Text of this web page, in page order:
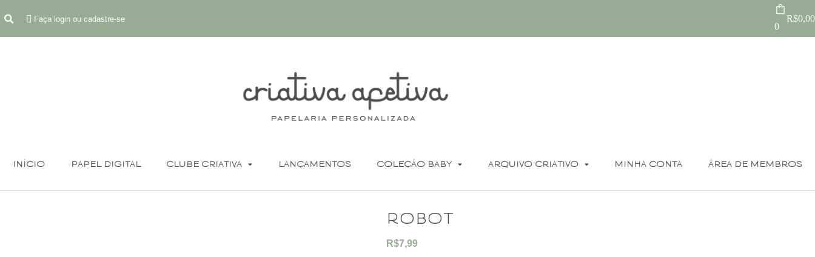
Faça login ou cadastre-se
0
R$0,00
INÍCIO PAPEL DIGITAL CLUBE CRIATIVA LANÇAMENTOS COLEÇÃO BABY ARQUIVO CRIATIVO MINHA CONTA ÁREA DE MEMBROS
robot
R$7,99